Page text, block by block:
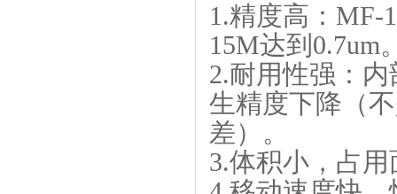
1.精度高：MF-
15M达到0.7um
2.耐用性强：
生精度下降（
差）。
3.体积小，占